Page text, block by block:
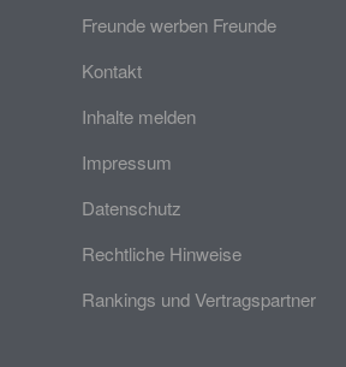
Freunde werben Freunde
Kontakt
Inhalte melden
Impressum
Datenschutz
Rechtliche Hinweise
Rankings und Vertragspartner